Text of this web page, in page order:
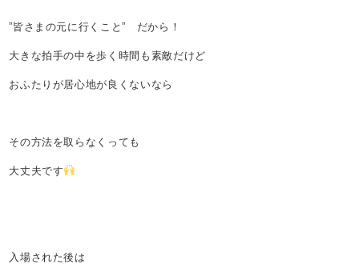
”皆さまの元に行くこと” だから！
大きな拍手の中を歩く時間も素敵だけど
おふたりが居心地が良くないなら
その方法を取らなくっても
大丈夫です
入場された後は